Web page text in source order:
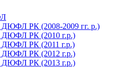
ДЮФЛ РК (2008-2009 гг. р.)
ДЮФЛ РК (2010 г.р.)
ДЮФЛ РК (2011 г.р.)
ДЮФЛ РК (2012 г.р.)
ДЮФЛ РК (2013 г.р.)